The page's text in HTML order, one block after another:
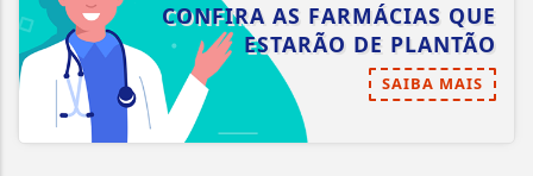
CONFIRA AS FARMÁCIAS QUE
ESTARÃO DE PLANTÃO
SAIBA MAIS